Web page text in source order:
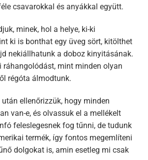
csavarokkal és anyákkal együtt.
minek, hol a helye, ki-ki
ki is bonthat egy üveg sört, kitölthet
nekiállhatunk a doboz kinyitásának.
ráhangolódást, mint minden olyan
régóta álmodtunk.
ellenőrizzük, hogy minden
van-e, és olvassuk el a mellékelt
feleslegesnek fog tűnni, de tudunk
termék, így fontos megemlíteni
dolgokat is, amin esetleg mi csak